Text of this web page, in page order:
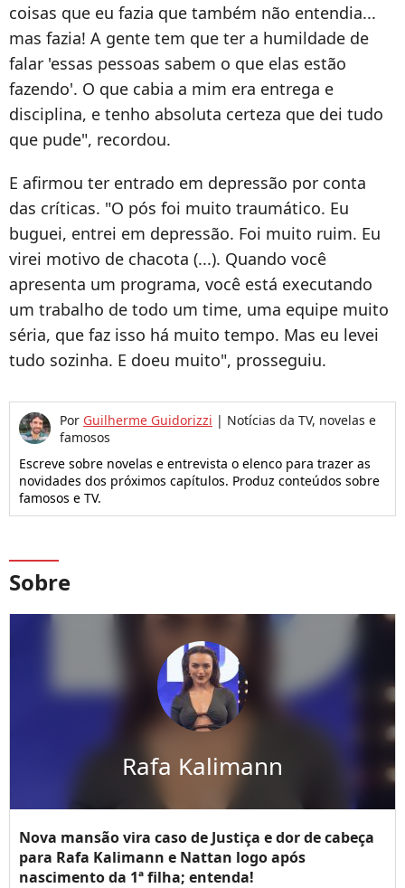
coisas que eu fazia que também não entendia...
mas fazia! A gente tem que ter a humildade de
falar 'essas pessoas sabem o que elas estão
fazendo'. O que cabia a mim era entrega e
disciplina, e tenho absoluta certeza que dei tudo
que pude", recordou.
E afirmou ter entrado em depressão por conta
das críticas. "O pós foi muito traumático. Eu
buguei, entrei em depressão. Foi muito ruim. Eu
virei motivo de chacota (...). Quando você
apresenta um programa, você está executando
um trabalho de todo um time, uma equipe muito
séria, que faz isso há muito tempo. Mas eu levei
tudo sozinha. E doeu muito", prosseguiu.
Por Guilherme Guidorizzi | Notícias da TV, novelas e
famosos
Escreve sobre novelas e entrevista o elenco para trazer as
novidades dos próximos capítulos. Produz conteúdos sobre
famosos e TV.
Sobre
Rafa Kalimann
Nova mansão vira caso de Justiça e dor de cabeça
para Rafa Kalimann e Nattan logo após
nascimento da 1ª filha; entenda!